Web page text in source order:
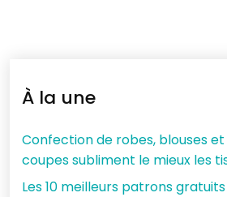
À la une
Confection de robes, blouses et
coupes subliment le mieux les
Les 10 meilleurs patrons